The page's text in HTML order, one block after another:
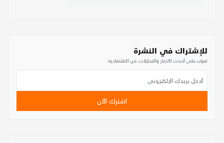
للإشتراك في النشرة
تعرف على أحدث الأخبار والتحليلات من الاقتصادية
اشترك الآن